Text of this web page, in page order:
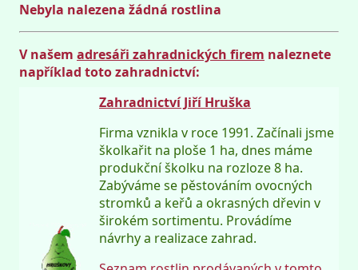
Nebyla nalezena žádná rostlina
V našem adresáři zahradnických firem naleznete
například toto zahradnictví:
Zahradnictví Jiří Hruška
Firma vznikla v roce 1991. Začínali jsme
školkařit na ploše 1 ha, dnes máme
produkční školku na rozloze 8 ha.
Zabýváme se pěstováním ovocných
stromků a keřů a okrasných dřevin v
širokém sortimentu. Provádíme
návrhy a realizace zahrad.